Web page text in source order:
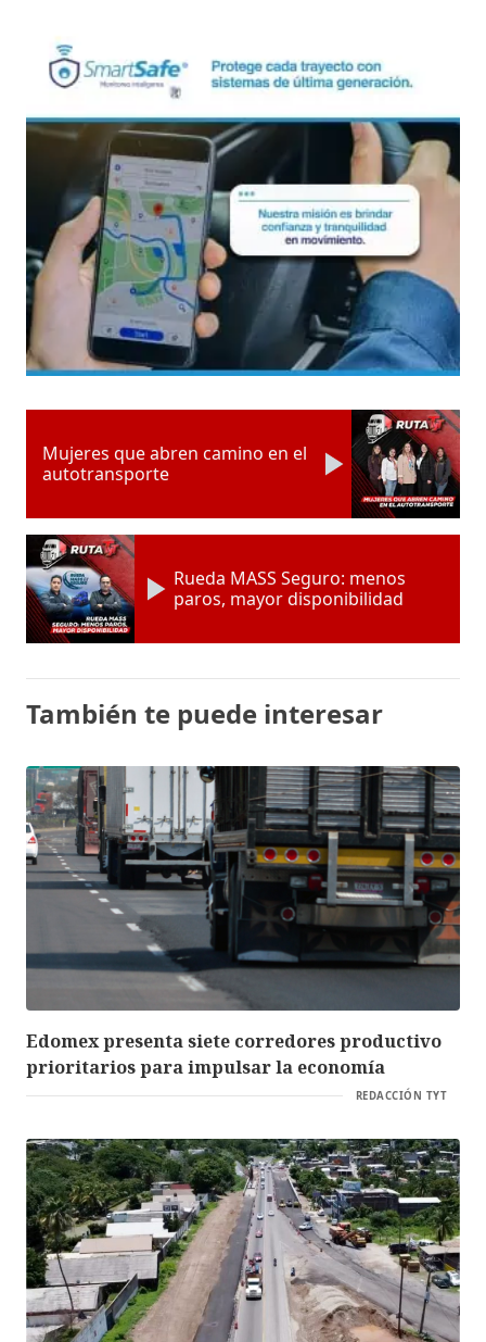
Mujeres que abren camino en el
autotransporte
Rueda MASS Seguro: menos
paros, mayor disponibilidad
También te puede interesar
Edomex presenta siete corredores productivo
prioritarios para impulsar la economía
REDACCIÓN TYT